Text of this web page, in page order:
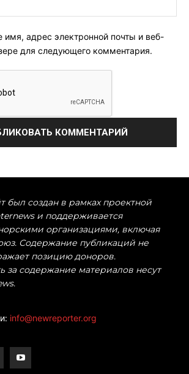
имя, адрес электронной почты и веб-
для следующего комментария.
был создан в рамках проектной
и поддерживается
организациями, включая
Содержание публикаций не
позицию доноров.
за содержание материалов несут
info@newreporter.org